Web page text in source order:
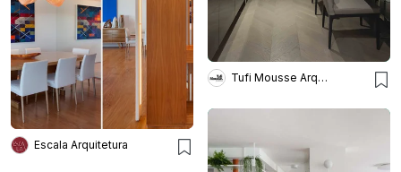
Tufi Mousse Arquitetura
Escala Arquitetura